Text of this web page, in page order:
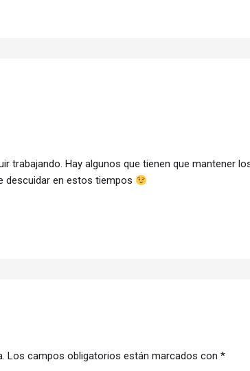
trabajando. Hay algunos que tienen que mantener
descuidar en estos tiempos
Los campos obligatorios están marcados con*